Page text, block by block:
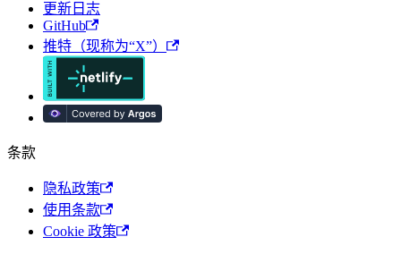
更新日志
GitHub
推特（现称为“X”）
条款
隐私政策
使用条款
Cookie 政策